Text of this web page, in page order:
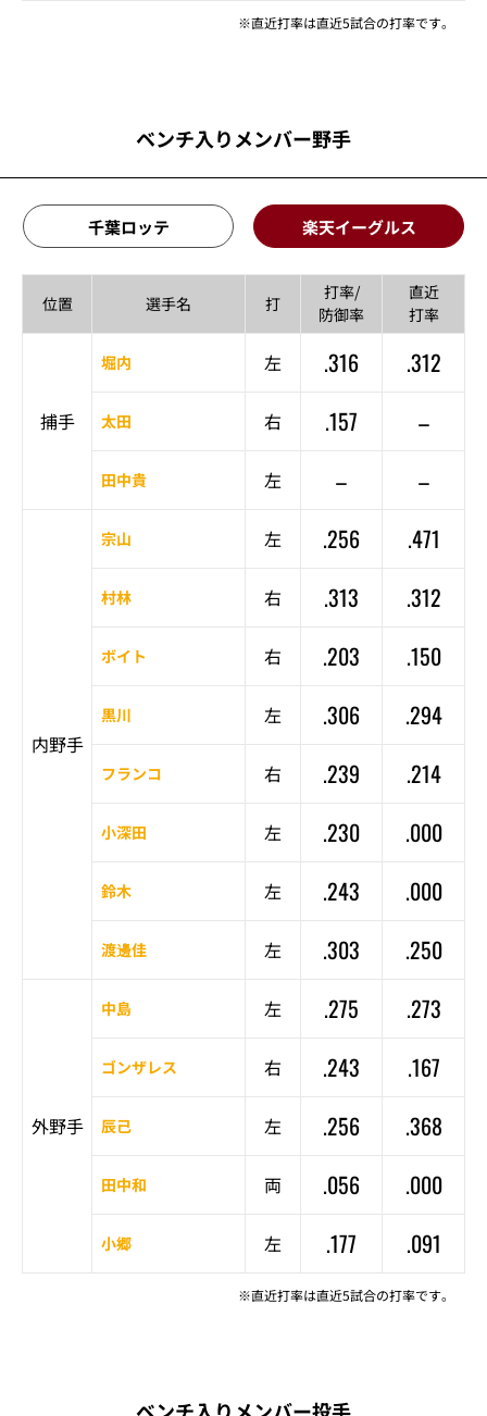
※直近打率は直近5試合の打率です。
ベンチ入りメンバー野手
千葉ロッテ 楽天イーグルス
位置 選手名 打
打率/
防御率
直近
打率
捕手
堀内 左 .316 .312
太田 右 .157 –
田中貴 左 – –
内野手
宗山 左 .256 .471
村林 右 .313 .312
ボイト 右 .203 .150
黒川 左 .306 .294
フランコ 右 .239 .214
小深田 左 .230 .000
鈴木 左 .243 .000
渡邊佳 左 .303 .250
外野手
中島 左 .275 .273
ゴンザレス 右 .243 .167
辰己 左 .256 .368
田中和 両 .056 .000
小郷 左 .177 .091
※直近打率は直近5試合の打率です。